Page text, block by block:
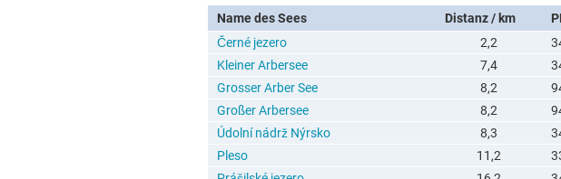
Name des Sees Distanz / km
Černé jezero
2,2
Kleiner Arbersee
7,4
Grosser Arber See
8,2
Großer Arbersee
8,2
Údolní nádrž Nýrsko
8,3
Pleso
11,2